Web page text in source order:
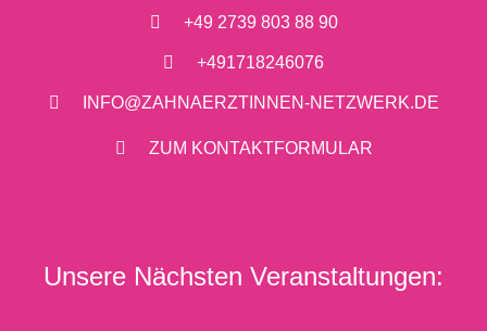
+49 2739 803 88 90
+491718246076
INFO@ZAHNAERZTINNEN-NETZWERK.DE
ZUM KONTAKTFORMULAR
Unsere Nächsten Veranstaltungen: